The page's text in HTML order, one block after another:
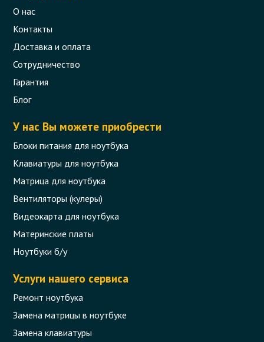
Код товара - 01309
559 грн.
Есть в наличии
О нас
Контакты
Доставка и оплата
Сотрудничество
Гарантия
Блог
У нас Вы можете приобрести
Блоки питания для ноутбука
Клавиатуры для ноутбука
Матрица для ноутбука
Вентиляторы (кулеры)
Видеокарта для ноутбука
Материнские платы
Ноутбуки б/у
Услуги нашего сервиса
Ремонт ноутбука
Замена матрицы в ноутбуке
Замена клавиатуры